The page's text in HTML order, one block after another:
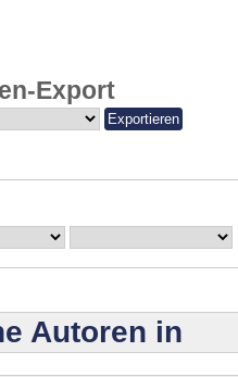
Export
Autoren in